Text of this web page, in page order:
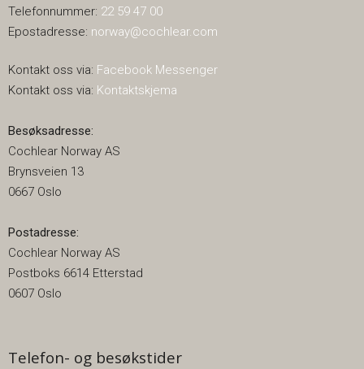
Telefonnummer: 22 59 47 00
Epostadresse: norway@cochlear.com
Kontakt oss via: Facebook Messenger
Kontakt oss via: Kontaktskjema
Besøksadresse:
Cochlear Norway AS
Brynsveien 13
0667 Oslo
Postadresse:
Cochlear Norway AS
Postboks 6614 Etterstad
0607 Oslo
Telefon- og besøkstider